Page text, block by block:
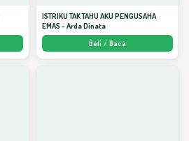
ISTRIKU TAK TAHU AKU PENGUSAHA
EMAS - Arda Dinata
Beli / Baca